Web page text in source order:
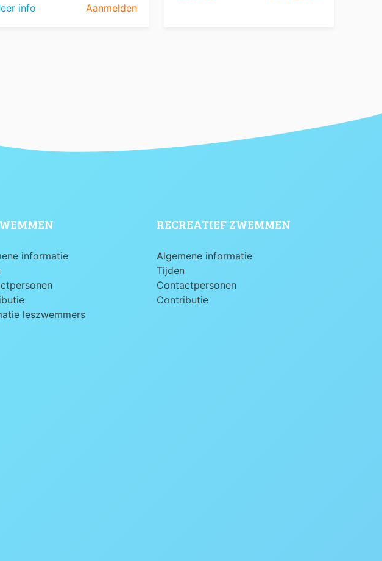
info
Aanmelden
informatie
leszwemmers
RECREATIEF ZWEMMEN
Algemene informatie
Tijden
Contactpersonen
Contributie